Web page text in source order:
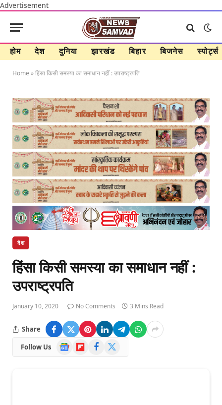
Advertisement
होम देश दुनिया झारखंड बिहार बिजनेस स्पोर्ट्स
Home »हिंसा किसी समस्या का समाधान नहीं : उपराष्ट्रपति
देश
हिंसा किसी समस्या का समाधान नहीं :
उपराष्ट्रपति
January 10, 2020 No Comments 3 Mins Read
Share
Follow Us
Google
News
FlipboardFacebook